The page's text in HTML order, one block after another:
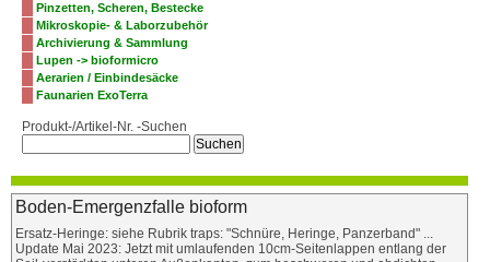
Pinzetten, Scheren, Bestecke
Mikroskopie- & Laborzubehör
Archivierung & Sammlung
Lupen -> bioformicro
Aerarien / Einbindesäcke
Faunarien ExoTerra
Produkt-/Artikel-Nr. -Suchen
Boden-Emergenzfalle bioform
Ersatz-Heringe: siehe Rubrik traps: "Schnüre, Heringe, Panzerband" ...
Update Mai 2023: Jetzt mit umlaufenden 10cm-Seitenlappen entlang der